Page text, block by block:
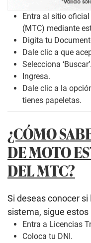
Entra al sitio
(MTC) mediante
Digita tu
Dale clic a que
Selecciona ‘Buscar’.
Ingresa.
Dale clic a la
tienes papeletas.
¿CÓMO
DE MOTO
DEL MTC?
Si deseas conocer
sistema, sigue estos
Entra a Licencias
Coloca tu DNI.